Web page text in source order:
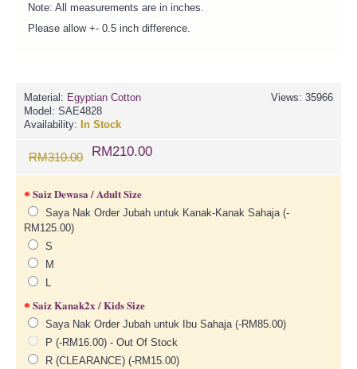
Note: All measurements are in inches.
Please allow +- 0.5 inch difference.
Views: 35966
Material: Egyptian Cotton
Model: SAE4828
Availability: In Stock
RM310.00 RM210.00
Saiz Dewasa / Adult Size
Saya Nak Order Jubah untuk Kanak-Kanak Sahaja (-
RM125.00)
S
M
Saiz Kanak2x / Kids Size
Saya Nak Order Jubah untuk Ibu Sahaja (-RM85.00)
P (-RM16.00) - Out Of Stock
R (CLEARANCE) (-RM15.00)